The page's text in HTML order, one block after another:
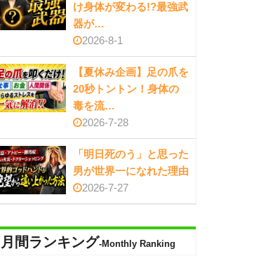
け身体が変わる!?最強武
器が…
2026-8-1
【夏休み企画】足の爪を
20秒トントン！身体の
毒を流…
2026-7-28
「明日死のう」と思った
男が世界一になれた理由
2026-7-27
月間ランキング-Monthly Ranking